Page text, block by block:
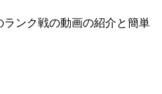
ンク戦の動画の紹介と簡単